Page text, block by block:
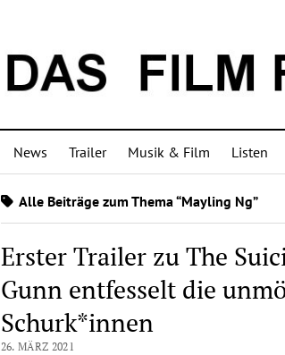
News Trailer Musik & Film Listen
Alle Beiträge zum Thema “Mayling Ng”
Erster Trailer zu The
Gunn entfesselt die
Schurk*innen
26. MÄRZ 2021